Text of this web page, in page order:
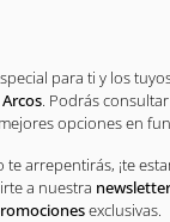
para ti y los
. Podrás
opciones en
arrepentirás, ¡te
a nuestra newsletter
exclusivas.